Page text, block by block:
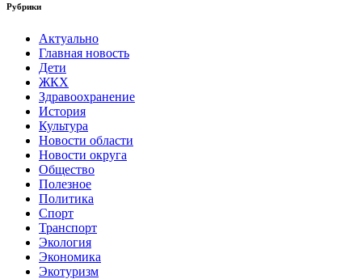
Рубрики
Актуально
Главная новость
Дети
ЖКХ
Здравоохранение
История
Культура
Новости области
Новости округа
Общество
Полезное
Политика
Спорт
Транспорт
Экология
Экономика
Экотуризм